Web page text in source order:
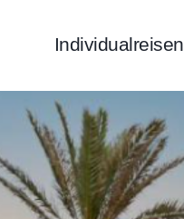
Individualreisen